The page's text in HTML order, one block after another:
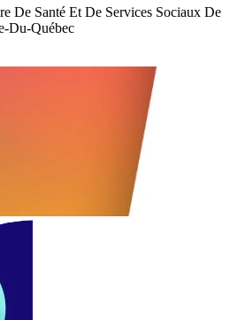
De Santé Et De Services Sociaux De
Du-Québec